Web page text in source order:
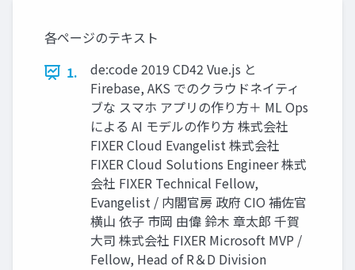
各ページのテキスト
1.
de:code 2019 CD42 Vue.js と
Firebase, AKS でのクラウドネイティ
ブな スマホ アプリの作り⽅＋ ML Ops
による AI モデルの作り⽅ 株式会社
FIXER Cloud Evangelist 株式会社
FIXER Cloud Solutions Engineer 株式
会社 FIXER Technical Fellow,
Evangelist / 内閣官房 政府 CIO 補佐官
横⼭ 依⼦ 市岡 由偉 鈴⽊ 章太郎 千賀
⼤司 株式会社 FIXER Microsoft MVP /
Fellow, Head of R＆D Division